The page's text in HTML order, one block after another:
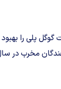
گوگل پلی را